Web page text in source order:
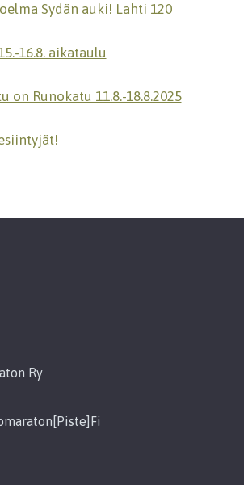
Sydän auki! Lahti 120
16.8. aikataulu
on Runokatu 11.8.-18.8.2025
Ry